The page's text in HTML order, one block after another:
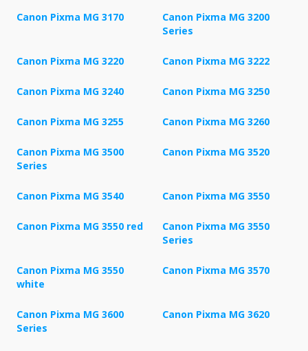
Canon Pixma MG 3170
Canon Pixma MG 3200
Series
Canon Pixma MG 3220 Canon Pixma MG 3222
Canon Pixma MG 3240 Canon Pixma MG 3250
Canon Pixma MG 3255 Canon Pixma MG 3260
Canon Pixma MG 3500
Series
Canon Pixma MG 3520
Canon Pixma MG 3540 Canon Pixma MG 3550
Canon Pixma MG 3550 red
Canon Pixma MG 3550
Series
Canon Pixma MG 3550
white
Canon Pixma MG 3570
Canon Pixma MG 3600
Series
Canon Pixma MG 3620